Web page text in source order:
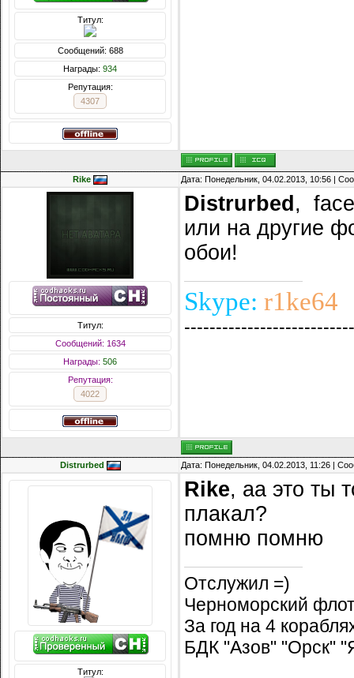
Титул:
Сообщений: 688
Награды: 934
Репутация:
4307
Rike Дата: Понедельник, 04.02.2013, 10:56 |
Титул:
Сообщений: 1634
Награды: 506
Репутация:
4022
Distrurbed ,
или на другие
обои!
Skype: r1ke64
Distrurbed Дата: Понедельник, 04.02.2013, 11:26 |
Титул:
Rike, аа это ты
плакал?
помню помню
Отслужил =)
Черноморский
За год на 4
БДК "Азов" "Орск"